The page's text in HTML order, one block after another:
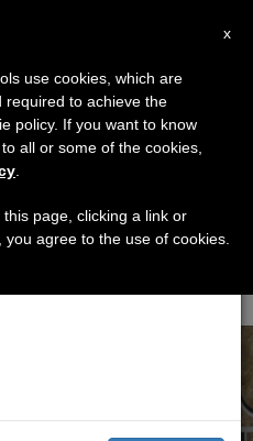
‘Mons.
×
haremos la pausa
el periodo de verano
y también el
x
use cookies, which are
required to achieve the
policy. If you want to know
all or some of the cookies,
page, clicking a link or
agree to the use of cookies.